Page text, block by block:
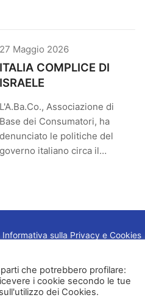
27 Maggio 2026
ITALIA COMPLICE DI
ISRAELE
L'A.Ba.Co., Associazione di
Base dei Consumatori, ha
denunciato le politiche del
governo italiano circa il…
Informativa sulla Privacy e Cookies
che potrebbero profilare:
i cookie secondo le tue
dei Cookies.